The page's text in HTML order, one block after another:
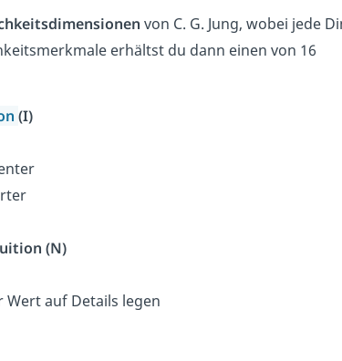
von C. G. Jung, wobei jede
erhältst du dann einen von 16
(I)
(N)
auf Details legen